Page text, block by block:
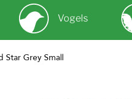
Vogels
Star Grey Small